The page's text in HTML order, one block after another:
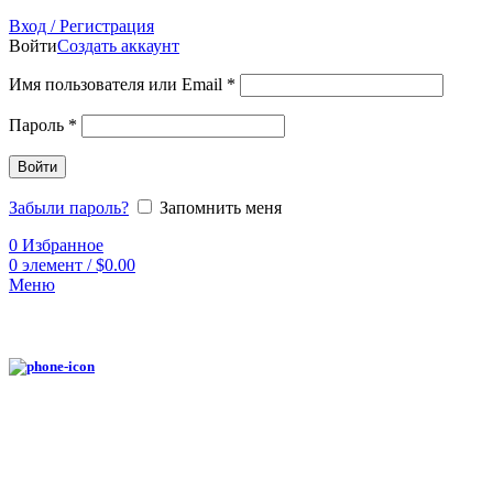
Вход / Регистрация
ВойтиСоздать аккаунт
Имя пользователя или Email *
Пароль *
Войти
Забыли пароль?
Запомнить меня
0 Избранное
0 элемент / $0.00
Меню